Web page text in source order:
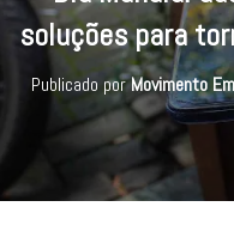
soluções para
Publicado porMovimento